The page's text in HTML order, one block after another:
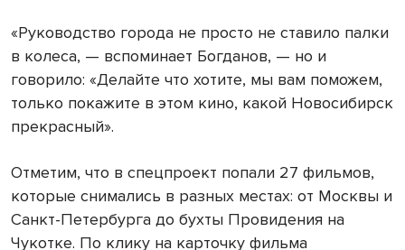
«Руководство города не просто не ставило палки
в колеса, — вспоминает Богданов, — но и
говорило: «Делайте что хотите, мы вам поможем,
только покажите в этом кино, какой Новосибирск
прекрасный».
Отметим, что в спецпроект попали 27 фильмов,
которые снимались в разных местах: от Москвы и
Санкт-Петербурга до бухты Провидения на
Чукотке. По клику на карточку фильма